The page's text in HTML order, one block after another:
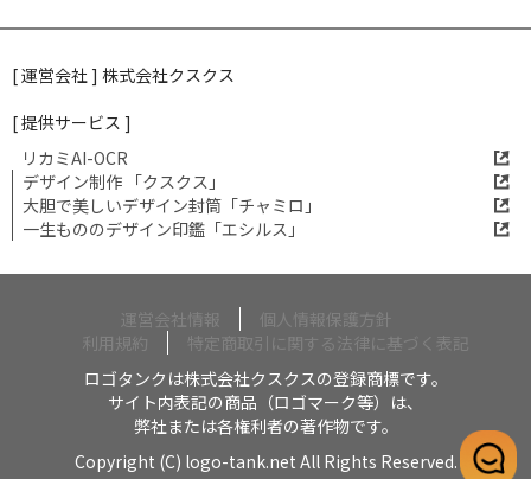
[ 運営会社 ] 株式会社クスクス
[ 提供サービス ]
リカミAI-OCR
デザイン制作 「クスクス」
大胆で美しいデザイン封筒「チャミロ」
一生もののデザイン印鑑「エシルス」
運営会社情報
個人情報保護方針
利用規約
特定商取引に関する法律に基づく表記
ロゴタンクは株式会社クスクスの登録商標です。
サイト内表記の商品（ロゴマーク等）は、
弊社または各権利者の著作物です。
Copyright (C) logo-tank.net All Rights Reserved.